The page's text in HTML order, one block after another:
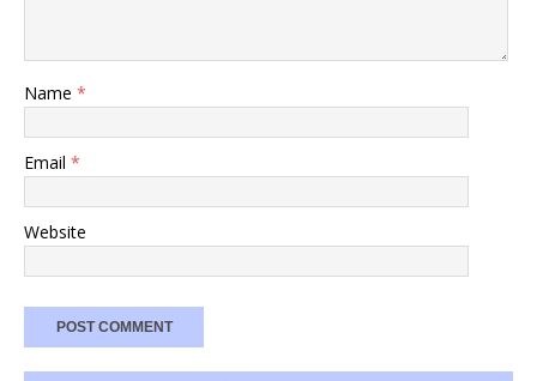
Name *
Email *
Website